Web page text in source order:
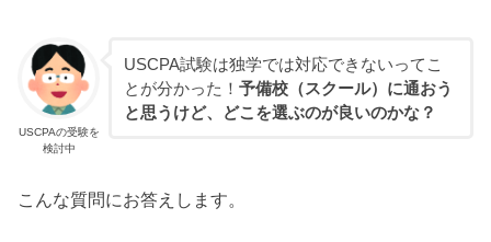
USCPAの受験を
検討中
USCPA試験は独学では対応できないってこ
とが分かった！ 予備校（スクール）に通おう
と思うけど、どこを選ぶのが良いのかな？
こんな質問にお答えします。